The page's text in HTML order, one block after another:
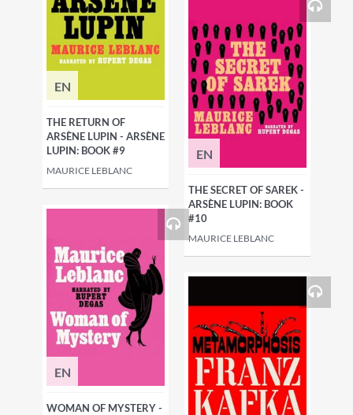
EN
THE RETURN OF
ARSÈNE LUPIN - ARSÈNE
LUPIN: BOOK #9
MAURICE LEBLANC
EN
THE SECRET OF SAREK -
ARSÈNE LUPIN: BOOK
#10
MAURICE LEBLANC
EN
WOMAN OF MYSTERY -